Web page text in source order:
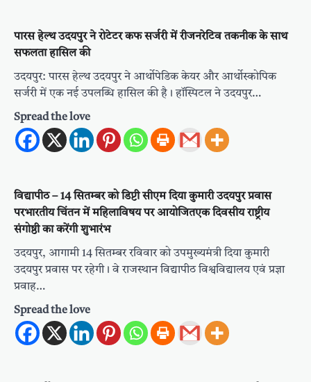
पारस हेल्थ उदयपुर ने रोटेटर कफ सर्जरी में रीजनरेटिव तकनीक के साथ
सफलता हासिल की
उदयपुर: पारस हेल्थ उदयपुर ने आर्थोपेडिक केयर और आर्थोस्कोपिक
सर्जरी में एक नई उपलब्धि हासिल की है। हॉस्पिटल ने उदयपुर…
Spread the love
विद्यापीठ – 14 सितम्बर को डिप्टी सीएम दिया कुमारी उदयपुर प्रवास
परभारतीय चिंतन में महिलाविषय पर आयोजितएक दिवसीय राष्ट्रीय
संगोष्ठी का करेंगी शुभारंभ
उदयपुर, आगामी 14 सितम्बर रविवार को उपमुख्यमंत्री दिया कुमारी
उदयपुर प्रवास पर रहेगी। वे राजस्थान विद्यापीठ विश्वविद्यालय एवं प्रज्ञा
प्रवाह…
Spread the love